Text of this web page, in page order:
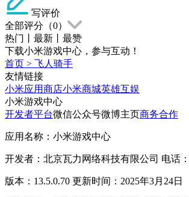
写评价
全部评分（0）
热门
最新
最赞
下载小米游戏中心，参与互动！
首页 > 飞人骑手
友情链接
小米应用商店小米商城英雄互娱
小米游戏中心
开发者平台微信公众号微博主页商务合作
应用名称：小米游戏中心
开发者：北京瓦力网络科技有限公司 电话：
版本：13.5.0.70 更新时间：2025年3月24日